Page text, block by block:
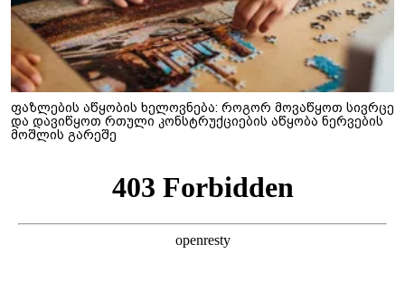
ფაზლების აწყობის ხელოვნება: როგორ მოვაწყოთ სივრცე
და დავიწყოთ რთული კონსტრუქციების აწყობა ნერვების
მოშლის გარეშე